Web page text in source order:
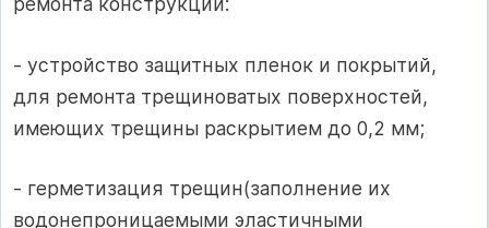
- устройство защитных пленок и покрытий,
для ремонта трещиноватых поверхностей,
имеющих трещины раскрытием до 0,2 мм;
- герметизация трещин(заполнение их
водонепроницаемыми эластичными